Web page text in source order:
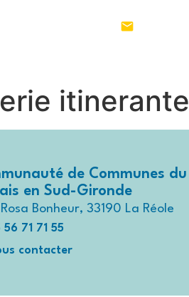
itinerante
de Communes du
en Sud-Gironde
Bonheur, 33190 La Réole
56 71 71 55
contacter